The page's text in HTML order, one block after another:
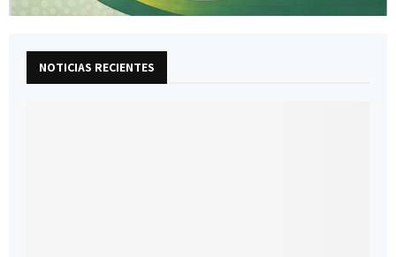
NOTICIAS RECIENTES